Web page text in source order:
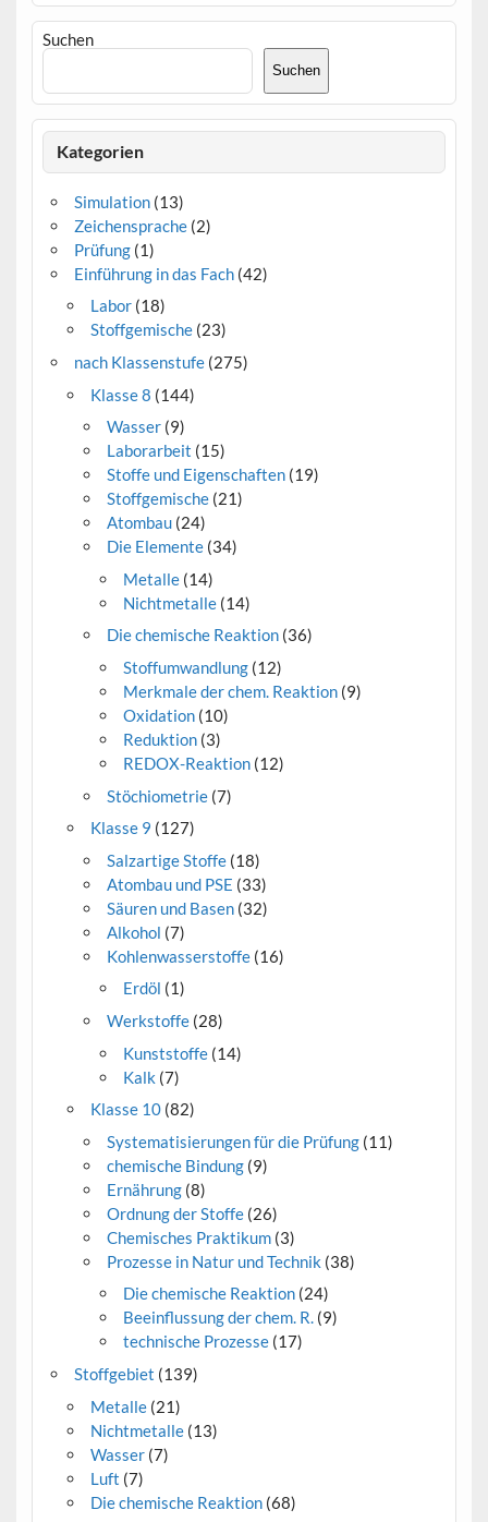
Suchen
Suchen
Kategorien
Simulation(13)
Zeichensprache(2)
Prüfung(1)
Einführung in das Fach(42)
Labor(18)
Stoffgemische(23)
nach Klassenstufe(275)
Klasse 8 (144)
Wasser (9)
Laborarbeit (15)
Stoffe und Eigenschaften (19)
Stoffgemische (21)
Atombau (24)
Die Elemente (34)
Metalle (14)
Nichtmetalle (14)
Die chemische Reaktion (36)
Stoffumwandlung (12)
Merkmale der chem. Reaktion (9)
Oxidation (10)
Reduktion (3)
REDOX-Reaktion (12)
Stöchiometrie (7)
Klasse 9 (127)
Salzartige Stoffe (18)
Atombau und PSE (33)
Säuren und Basen (32)
Alkohol (7)
Kohlenwasserstoffe (16)
Erdöl (1)
Werkstoffe (28)
Kunststoffe (14)
Kalk (7)
Klasse 10(82)
Systematisierungen für die Prüfung (11)
chemische Bindung (9)
Ernährung (8)
Ordnung der Stoffe (26)
Chemisches Praktikum (3)
Prozesse in Natur und Technik (38)
Die chemische Reaktion (24)
Beeinflussung der chem. R. (9)
technische Prozesse (17)
Stoffgebiet (139)
Metalle(21)
Nichtmetalle(13)
Wasser(7)
Luft (7)
Die chemische Reaktion(68)